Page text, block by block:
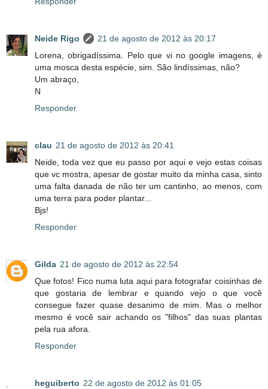
Neide Rigo
21 de agosto de 2012 às 20:17
Lorena, obrigadíssima. Pelo que vi no google imagens, é
uma mosca desta espécie, sim. São lindíssimas, não?
Um abraço,
N
Responder
clau 21 de agosto de 2012 às 20:41
Neide, toda vez que eu passo por aqui e vejo estas coisas
que vc mostra, apesar de gostar muito da minha casa, sinto
uma falta danada de não ter um cantinho, ao menos, com
uma terra para poder plantar...
Bjs!
Responder
Gilda 21 de agosto de 2012 às 22:54
Que fotos! Fico numa luta aqui para fotografar coisinhas de
que gostaria de lembrar e quando vejo o que você
consegue fazer quase desanimo de mim. Mas o melhor
mesmo é você sair achando os "filhos" das suas plantas
pela rua afora.
Responder
heguiberto 22 de agosto de 2012 às 01:05